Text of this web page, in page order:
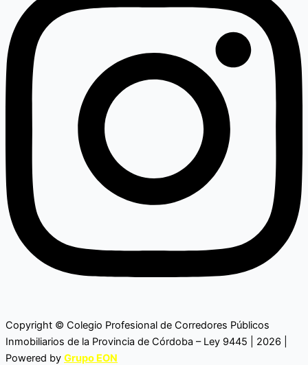
Copyright © Colegio Profesional de Corredores Públicos
Inmobiliarios de la Provincia de Córdoba – Ley 9445 | 2026 |
Powered by Grupo EON